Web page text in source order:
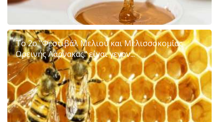
Το 2ο "Φεστιβάλ Μελιού και Μελισσοκομίας
Ορεινής Λάρνακας" είναι γεγον...